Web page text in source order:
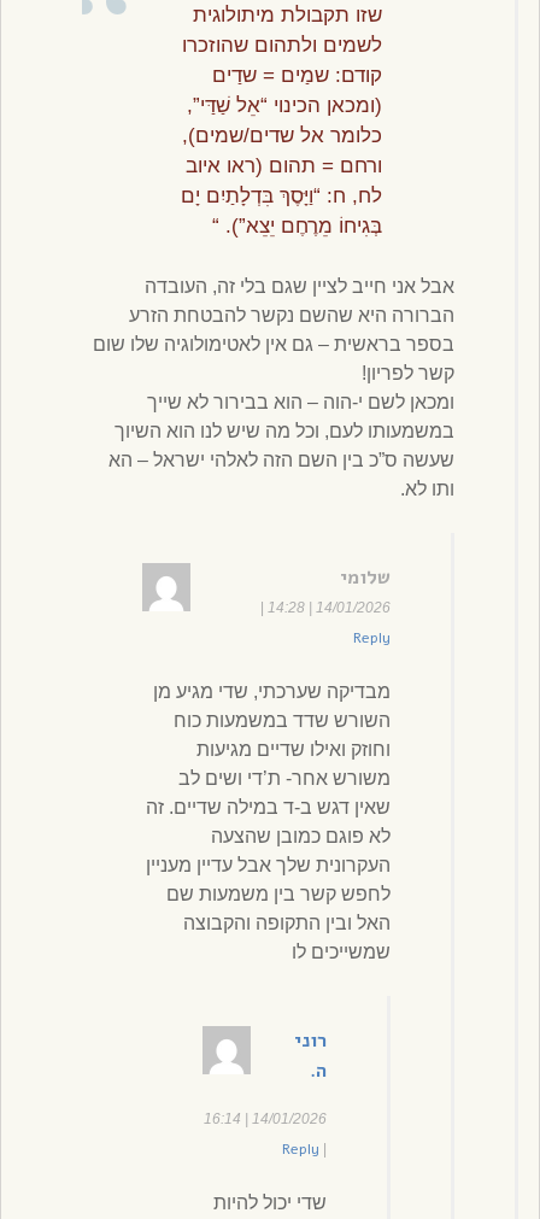
שזו תקבולת מיתולוגית
לשמים ולתהום שהוזכרו
קודם: שמַים = שדַים
(ומכאן הכינוי “אֵל שַׁדַּי”,
כלומר אל שדים/שמים),
ורחם = תהום (ראו איוב
לח, ח: “וַיָּסֶךְ בִּדְלָתַיִם יָם
בְּגִיחוֹ מֵרֶחֶם יֵצֵא”). “
אבל אני חייב לציין שגם בלי זה, העובדה
הברורה היא שהשם נקשר להבטחת הזרע
בספר בראשית – גם אין לאטימולוגיה שלו שום
קשר לפריון!
ומכאן לשם י-הוה – הוא בבירור לא שייך
במשמעותו לעם, וכל מה שיש לנו הוא השיוך
שעשה ס”כ בין השם הזה לאלהי ישראל – הא
ותו לא.
שלומי
14/01/2026 | 14:28
|
Reply
מבדיקה שערכתי, שדי מגיע מן
השורש שדד במשמעות כוח
וחוזק ואילו שדיים מגיעות
משורש אחר- ת’די ושים לב
שאין דגש ב-ד במילה שדיים. זה
לא פוגם כמובן שהצעה
העקרונית שלך אבל עדיין מעניין
לחפש קשר בין משמעות שם
האל ובין התקופה והקבוצה
שמשייכים לו
רוני
ה.
14/01/2026 | 16:14
|
Reply
שדי יכול להיות